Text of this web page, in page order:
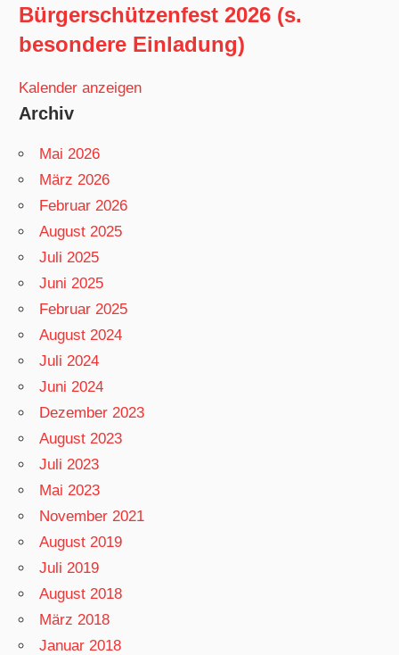
Bürgerschützenfest 2026 (s.
besondere Einladung)
Kalender anzeigen
Archiv
Mai 2026
März 2026
Februar 2026
August 2025
Juli 2025
Juni 2025
Februar 2025
August 2024
Juli 2024
Juni 2024
Dezember 2023
August 2023
Juli 2023
Mai 2023
November 2021
August 2019
Juli 2019
August 2018
März 2018
Januar 2018